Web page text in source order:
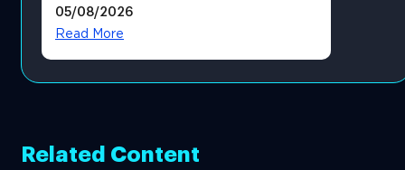
05/08/2026
Read More
Related Content